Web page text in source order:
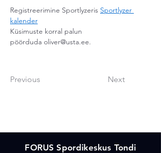
Registreerimine Sportlyzeris Sportlyzer
kalender
Küsimuste korral palun
pöörduda oliver@usta.ee.
Previous Next
FORUS Spordikeskus Tondi